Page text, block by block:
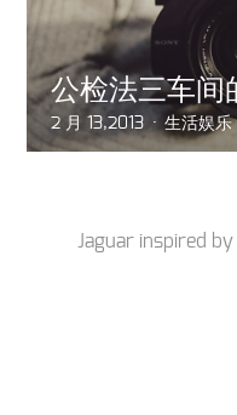
公检法三车间
2 月 13,2013 生活娱乐
Jaguar inspired by